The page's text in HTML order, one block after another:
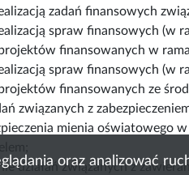
oraz analizować
zadań finansowych
spraw finansowych (w
finansowanych w
spraw finansowych (w
finansowanych ze
związanych z
mienia oświatowego
działań związanych z